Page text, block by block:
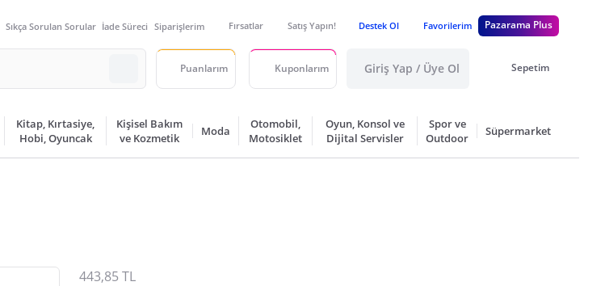
Sıkça Sorulan Sorular İade Süreci Siparişlerim Fırsatlar Satış Yapın! Destek Ol Favorilerim Pazarama Plus
Puanlarım Kuponlarım Giriş Yap / Üye Ol Sepetim
Kitap, Kırtasiye,
Hobi, Oyuncak
Kişisel Bakım
ve Kozmetik
Moda
Otomobil,
Motosiklet
Oyun, Konsol ve
Dijital Servisler
Spor ve
Outdoor
Süpermarket
443,85 TL